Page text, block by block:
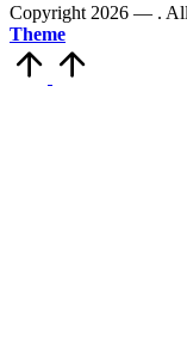
Copyright 2026 — .
Theme